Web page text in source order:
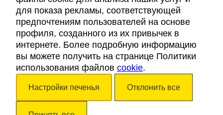
Правовая информация
Cookies
Доступность
Авторские права © 2026. Каталонский Туристический Совет. Все права
для показа рекламы, соответствующей
предпочтениям пользователей на основе
профиля, созданного из их привычек в
интернете. Более подробную информацию
вы можете получить на странице Политики
использования файлов cookie.
Настройки печенья Отклонить все